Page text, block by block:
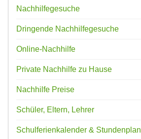
Nachhilfegesuche
Dringende Nachhilfegesuche
Online-Nachhilfe
Private Nachhilfe zu Hause
Nachhilfe Preise
Schüler, Eltern, Lehrer
Schulferienkalender & Stundenplan